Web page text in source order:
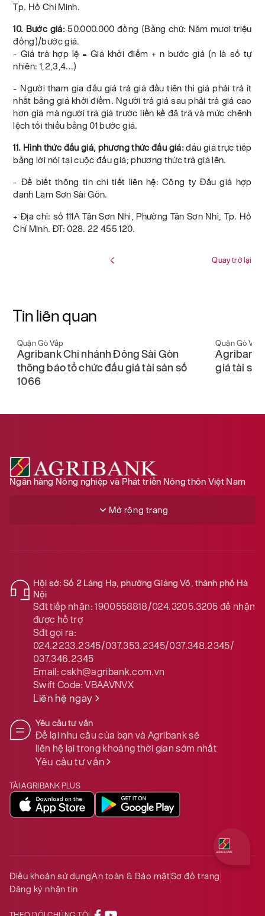
Tp. Hồ Chí Minh.
10. Bước giá:50.000.000 đồng (Bằng chữ: Năm mươi triệu
đồng)/bước giá.
- Giá trả hợp lệ = Giá khởi điểm + n bước giá (n là số tự
nhiên: 1,2,3,4...)
- Người tham gia đấu giá trả giá đầu tiên thì giá phải trả ít
nhất bằng giá khởi điểm. Người trả giá sau phải trả giá cao
hơn giá mà người trả giá trước liền kề đã trả và mức chênh
lệch tối thiểu bằng 01 bước giá.
11. Hình thức đấu giá, phương thức đấu giá:đấu giá trực tiếp
bằng lời nói tại cuộc đấu giá; phương thức trả giá lên.
- Để biết thông tin chi tiết liên hệ: Công ty Đấu giá hợp
danh Lam Sơn Sài Gòn.
+ Địa chỉ: số 111A Tân Sơn Nhì, Phường Tân Sơn Nhì, Tp. Hồ
Chí Minh. ĐT: 028. 22 455 120.
Quay trở lại
Tin liên quan
Quận Gò Vấp
Agribank Chi nhánh Đông Sài Gòn
thông báo tổ chức đấu giá tài sản số
1066
Quận Gò Vấp
Agribank
giá tài
Ngân hàng Nông nghiệp và Phát triển Nông thôn Việt Nam
Mở rộng trang
Hội sở: Số 2 Láng Hạ, phường Giảng Võ, thành phố Hà
Nội
Sđt tiếp nhận: 1900558818/024.3205.3205để nhận
được hỗ trợ
Sđt gọi ra:
024.2233.2345/037.353.2345/037.348.2345/
037.346.2345
Email:cskh@agribank.com.vn
Swift Code:VBAAVNVX
Liên hệ ngay
Yêu cầu tư vấn
Để lại nhu cầu của bạn và Agribank sẽ
liên hệ lại trong khoảng thời gian sớm nhất
Yêu cầu tư vấn
TẢI AGRIBANK PLUS
Điều khoản sử dụngAn toàn & Bảo mậtSơ đồ trang
Đăng ký nhận tin
Quý